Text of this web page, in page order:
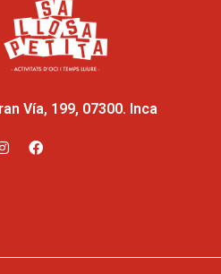
Vía, 199, 07300. Inca